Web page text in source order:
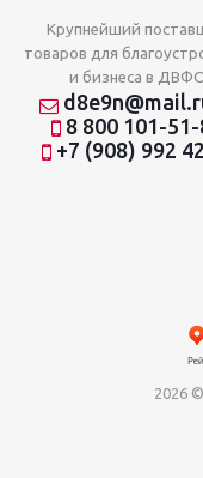
Крупнейший
товаров для
и бизнеса в
8 800 101-51-
+7 (908) 992
2026